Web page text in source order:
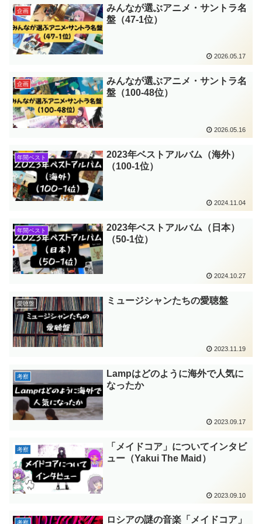
企画
みんなが選ぶアニメ・サントラ名
盤（47-1位）
2026.05.17
企画
みんなが選ぶアニメ・サントラ名
盤（100-48位）
2026.05.16
年間ベスト
2023年ベストアルバム（海外）
（100-1位）
2024.11.04
年間ベスト
2023年ベストアルバム（日本）
（50-1位）
2024.10.27
愛聴盤 ミュージシャンたちの愛聴盤
2023.11.19
考察
Lampはどのように海外で人気に
なったか
2023.09.17
考察
「メイドコア」についてインタビ
ュー（Yakui The Maid）
2023.09.10
ロシアの謎の音楽「メイドコア」